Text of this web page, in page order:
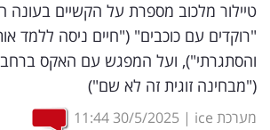
וטק
שיווק
ופרסום
משפט
טיילור מלכוב מספרת על הקשיים בעונה
"רוקדים עם כוכבים" ("חיים ניסה ללמד
והסתגרתי"), ועל המפגש עם האקס
("מבחינה זוגית זה לא שם")
מערכת ice |
30/5/2025
11:44